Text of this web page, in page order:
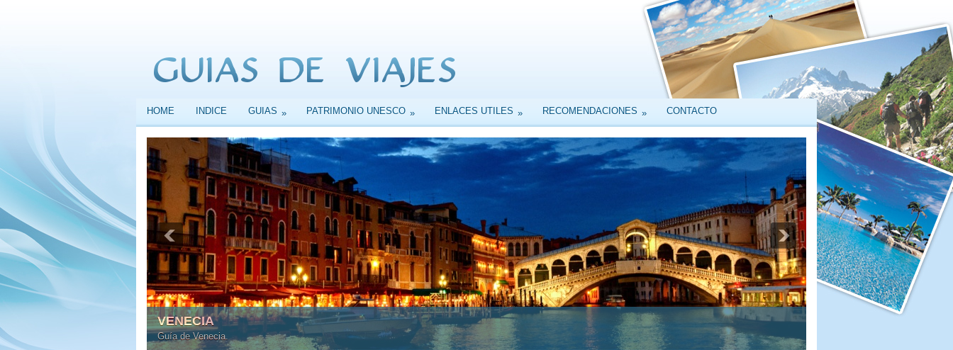
HOME INDICE GUIAS » PATRIMONIO UNESCO » ENLACES UTILES » RECOMENDACIONES » CONTACTO
VENECIA
Guía de Venecia.